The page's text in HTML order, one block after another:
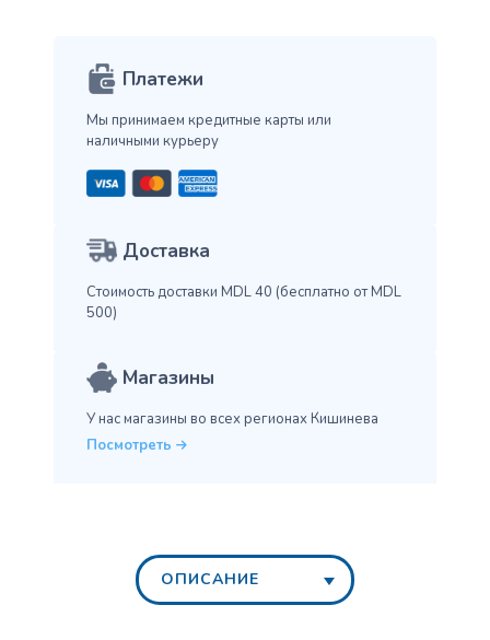
Платежи
Мы принимаем кредитные карты или
наличными курьеру
Доставка
Стоимость доставки MDL 40 (бесплатно от MDL
500)
Магазины
У нас магазины во всех регионах Кишинева
Посмотреть
ОПИСАНИЕ